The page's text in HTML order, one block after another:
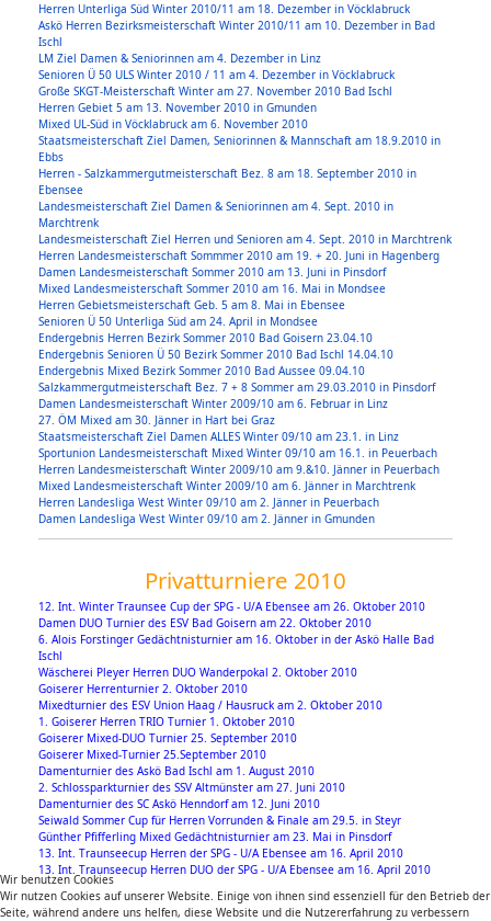
Herren Unterliga Süd Winter 2010/11 am 18. Dezember in Vöcklabruck
Askö Herren Bezirksmeisterschaft Winter 2010/11 am 10. Dezember in Bad
Ischl
LM Ziel Damen & Seniorinnen am 4. Dezember in Linz
Senioren Ü 50 ULS Winter 2010 / 11 am 4. Dezember in Vöcklabruck
Große SKGT-Meisterschaft Winter am 27. November 2010 Bad Ischl
Herren Gebiet 5 am 13. November 2010 in Gmunden
Mixed UL-Süd in Vöcklabruck am 6. November 2010
Staatsmeisterschaft Ziel Damen, Seniorinnen & Mannschaft am 18.9.2010 in
Ebbs
Herren - Salzkammergutmeisterschaft Bez. 8 am 18. September 2010 in
Ebensee
Landesmeisterschaft Ziel Damen & Seniorinnen am 4. Sept. 2010 in
Marchtrenk
Landesmeisterschaft Ziel Herren und Senioren am 4. Sept. 2010 in Marchtrenk
Herren Landesmeisterschaft Sommmer 2010 am 19. + 20. Juni in Hagenberg
Damen Landesmeisterschaft Sommer 2010 am 13. Juni in Pinsdorf
Mixed Landesmeisterschaft Sommer 2010 am 16. Mai in Mondsee
Herren Gebietsmeisterschaft Geb. 5 am 8. Mai in Ebensee
Senioren Ü 50 Unterliga Süd am 24. April in Mondsee
Endergebnis Herren Bezirk Sommer 2010 Bad Goisern 23.04.10
Endergebnis Senioren Ü 50 Bezirk Sommer 2010 Bad Ischl 14.04.10
Endergebnis Mixed Bezirk Sommer 2010 Bad Aussee 09.04.10
Salzkammergutmeisterschaft Bez. 7 + 8 Sommer am 29.03.2010 in Pinsdorf
Damen Landesmeisterschaft Winter 2009/10 am 6. Februar in Linz
27. ÖM Mixed am 30. Jänner in Hart bei Graz
Staatsmeisterschaft Ziel Damen ALLES Winter 09/10 am 23.1. in Linz
Sportunion Landesmeisterschaft Mixed Winter 09/10 am 16.1. in Peuerbach
Herren Landesmeisterschaft Winter 2009/10 am 9.&10. Jänner in Peuerbach
Mixed Landesmeisterschaft Winter 2009/10 am 6. Jänner in Marchtrenk
Herren Landesliga West Winter 09/10 am 2. Jänner in Peuerbach
Damen Landesliga West Winter 09/10 am 2. Jänner in Gmunden
Privatturniere 2010
12. Int. Winter Traunsee Cup der SPG - U/A Ebensee am 26. Oktober 2010
Damen DUO Turnier des ESV Bad Goisern am 22. Oktober 2010
6. Alois Forstinger Gedächtnisturnier am 16. Oktober in der Askö Halle Bad
Ischl
Wäscherei Pleyer Herren DUO Wanderpokal 2. Oktober 2010
Goiserer Herrenturnier 2. Oktober 2010
Mixedturnier des ESV Union Haag / Hausruck am 2. Oktober 2010
1. Goiserer Herren TRIO Turnier 1. Oktober 2010
Goiserer Mixed-DUO Turnier 25. September 2010
Goiserer Mixed-Turnier 25.September 2010
Damenturnier des Askö Bad Ischl am 1. August 2010
2. Schlossparkturnier des SSV Altmünster am 27. Juni 2010
Damenturnier des SC Askö Henndorf am 12. Juni 2010
Seiwald Sommer Cup für Herren Vorrunden & Finale am 29.5. in Steyr
Günther Pfifferling Mixed Gedächtnisturnier am 23. Mai in Pinsdorf
13. Int. Traunseecup Herren der SPG - U/A Ebensee am 16. April 2010
13. Int. Traunseecup Herren DUO der SPG - U/A Ebensee am 16. April 2010
Wir benutzen Cookies
Wir nutzen Cookies auf unserer Website. Einige von ihnen sind essenziell für den Betrieb der
Seite, während andere uns helfen, diese Website und die Nutzererfahrung zu verbessern